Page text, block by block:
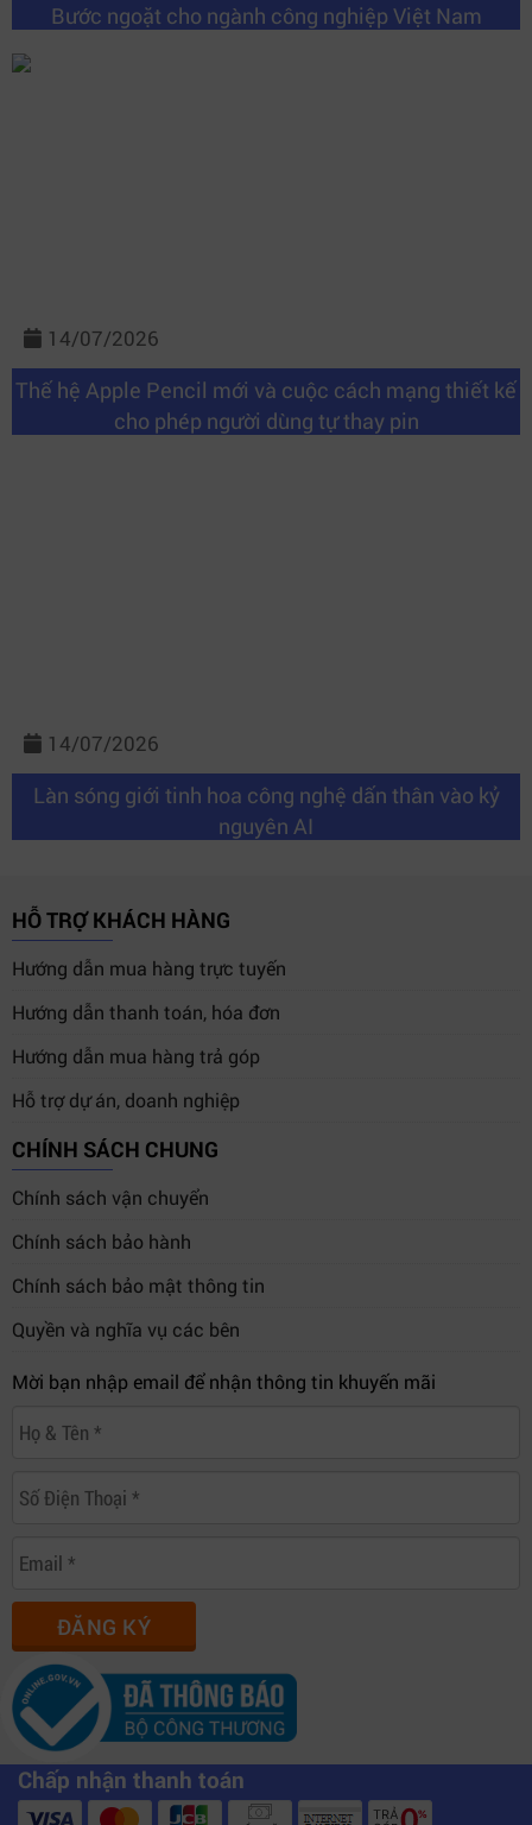
Bước ngoặt cho ngành công nghiệp Việt Nam
14/07/2026
Thế hệ Apple Pencil mới và cuộc cách mạng thiết kế
cho phép người dùng tự thay pin
14/07/2026
Làn sóng giới tinh hoa công nghệ dấn thân vào kỷ
nguyên AI
HỖ TRỢ KHÁCH HÀNG
Hướng dẫn mua hàng trực tuyến
Hướng dẫn thanh toán, hóa đơn
Hướng dẫn mua hàng trả góp
Hỗ trợ dự án, doanh nghiệp
CHÍNH SÁCH CHUNG
Chính sách vận chuyển
Chính sách bảo hành
Chính sách bảo mật thông tin
Quyền và nghĩa vụ các bên
Mời bạn nhập email để nhận thông tin khuyến mãi
ĐĂNG KÝ
Chấp nhận thanh toán